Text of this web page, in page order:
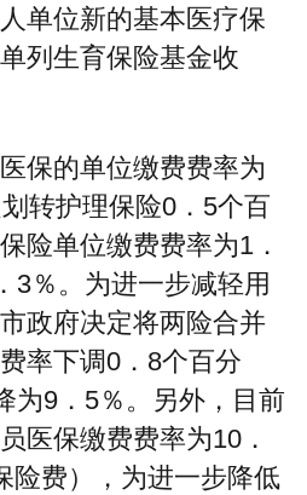
单位新的基本医疗保
列生育保险基金收
保的单位缴费费率为
转护理保险0．5个百
险单位缴费费率为1．
3％。为进一步减轻用
政府决定将两险合并
率下调0．8个百分
为9．5％。另外，目前
医保缴费费率为10．
险费），为进一步降低